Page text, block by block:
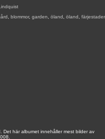
blommor, garden öland öland
Det här albumet innehåller mest bilder av